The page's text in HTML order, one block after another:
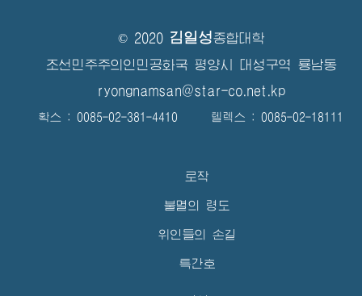
© 2020 김일성종합대학
조선민주주의인민공화국 평양시 대성구역 룡남동
ryongnamsan@star-co.net.kp
확스 : 0085-02-381-4410 텔렉스 : 0085-02-18111
로작
불멸의 령도
위인들의 손길
특간호